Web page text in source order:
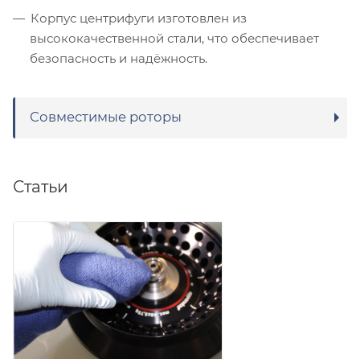
Корпус центрифуги изготовлен из
высококачественной стали, что обеспечивает
безопасность и надёжность.
Совместимые роторы
Статьи